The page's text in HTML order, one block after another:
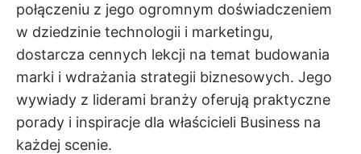
połączeniu z jego ogromnym doświadczeniem
w dziedzinie technologii i marketingu,
dostarcza cennych lekcji na temat budowania
marki i wdrażania strategii biznesowych. Jego
wywiady z liderami branży oferują praktyczne
porady i inspiracje dla właścicieli Business na
każdej scenie.